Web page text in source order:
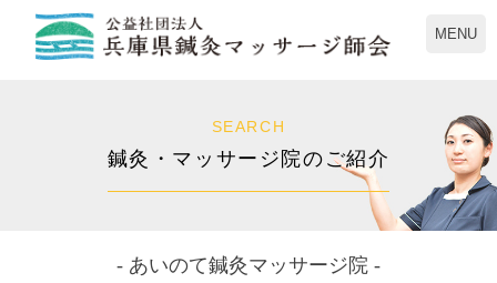
MENU
SEARCH
鍼灸・マッサージ院のご紹介
- あいのて鍼灸マッサージ院 -